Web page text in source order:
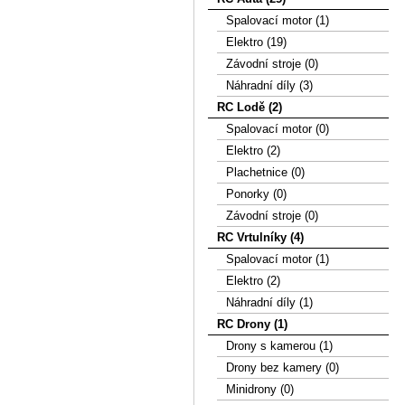
Spalovací motor (1)
Elektro (19)
Závodní stroje (0)
Náhradní díly (3)
RC Lodě (2)
Spalovací motor (0)
Elektro (2)
Plachetnice (0)
Ponorky (0)
Závodní stroje (0)
RC Vrtulníky (4)
Spalovací motor (1)
Elektro (2)
Náhradní díly (1)
RC Drony (1)
Drony s kamerou (1)
Drony bez kamery (0)
Minidrony (0)